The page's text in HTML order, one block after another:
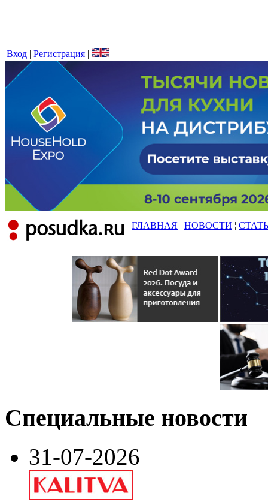
Вход | Регистрация |
ГЛАВНАЯ ¦ НОВОСТИ ¦
Специальные новости
31-07-2026